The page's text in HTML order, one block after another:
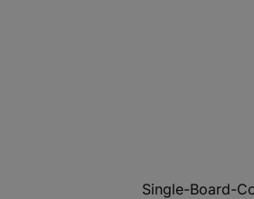
Single-Board-